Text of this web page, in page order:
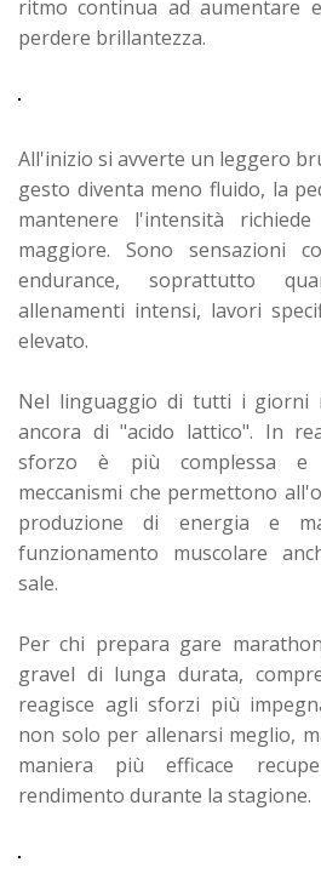
ritmo continua ad aumentare
perdere brillantezza.
All'inizio si avverte un leggero
gesto diventa meno fluido, la
mantenere l'intensità
maggiore. Sono sensazioni
endurance, soprattutto
allenamenti intensi, lavori
elevato.
Nel linguaggio di tutti i giorni
ancora di "acido lattico". In
sforzo è più complessa e
meccanismi che permettono
produzione di energia e
funzionamento muscolare
sale.
Per chi prepara gare
gravel di lunga durata,
reagisce agli sforzi più
non solo per allenarsi meglio,
maniera più efficace
rendimento durante la stagione.